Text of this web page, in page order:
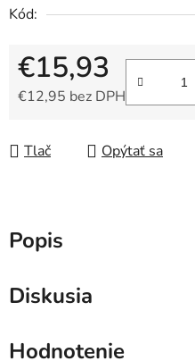
Kód:
€15,93
€12,95 bez DPH
Tlač Opýtať sa
Popis
Diskusia
Hodnotenie